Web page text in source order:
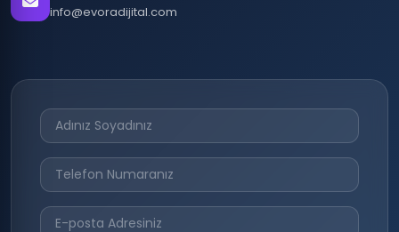
info@evoradijital.com